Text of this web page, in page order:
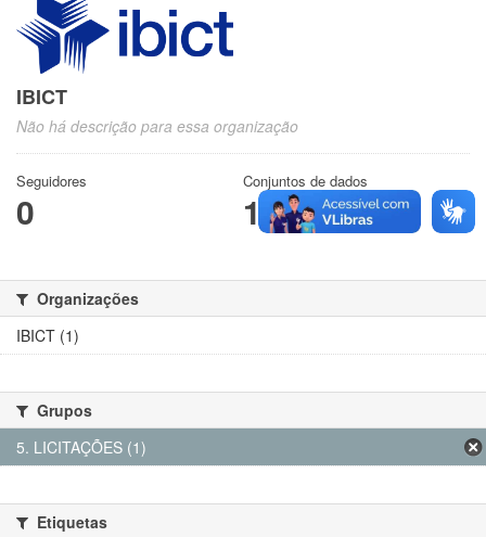
IBICT
Não há descrição para essa organização
Seguidores
0
Conjuntos de dados
1
Organizações
IBICT (1)
Grupos
5. LICITAÇÕES (1)
Etiquetas